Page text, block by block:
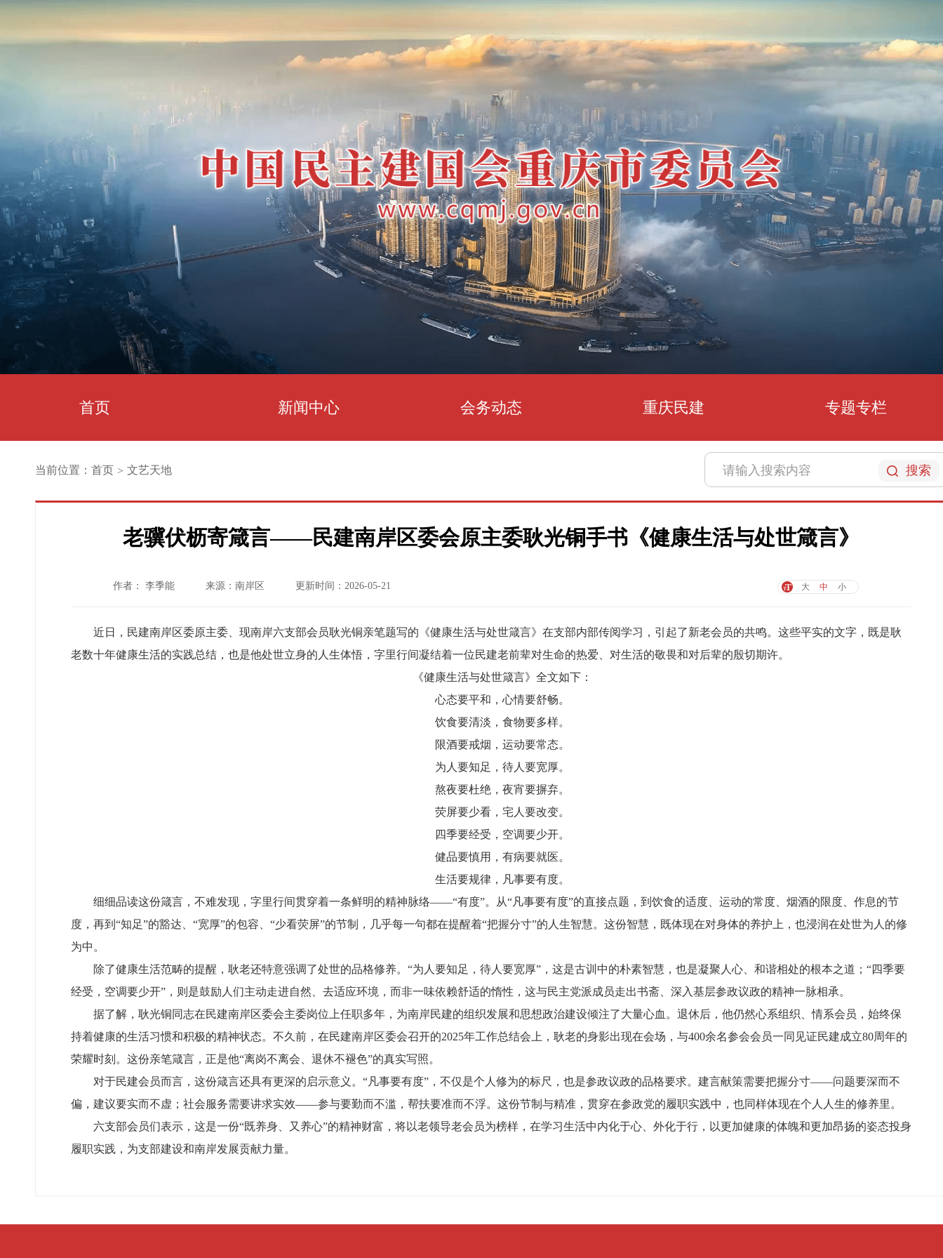
首页 新闻中心 会务动态 重庆民建 专题专栏
搜索
当前位置： 首页 > 文艺天地
老骥伏枥寄箴言——民建南岸区委会原主委耿光铜手书《健康生活与处世箴言》
作者： 李季能 来源：南岸区 更新时间：2026-05-21 大 中 小
近日，民建南岸区委原主委、现南岸六支部会员耿光铜亲笔题写的《健康生活与处世箴言》在支部内部传阅学习，引起了新老会员的共鸣。这些平实的文字，既是耿
老数十年健康生活的实践总结，也是他处世立身的人生体悟，字里行间凝结着一位民建老前辈对生命的热爱、对生活的敬畏和对后辈的殷切期许。
《健康生活与处世箴言》全文如下：
心态要平和，心情要舒畅。
饮食要清淡，食物要多样。
限酒要戒烟，运动要常态。
为人要知足，待人要宽厚。
熬夜要杜绝，夜宵要摒弃。
荧屏要少看，宅人要改变。
四季要经受，空调要少开。
健品要慎用，有病要就医。
生活要规律，凡事要有度。
细细品读这份箴言，不难发现，字里行间贯穿着一条鲜明的精神脉络——“有度”。从“凡事要有度”的直接点题，到饮食的适度、运动的常度、烟酒的限度、作息的节
度，再到“知足”的豁达、“宽厚”的包容、“少看荧屏”的节制，几乎每一句都在提醒着“把握分寸”的人生智慧。这份智慧，既体现在对身体的养护上，也浸润在处世为人的修
为中。
除了健康生活范畴的提醒，耿老还特意强调了处世的品格修养。“为人要知足，待人要宽厚”，这是古训中的朴素智慧，也是凝聚人心、和谐相处的根本之道；“四季要
经受，空调要少开”，则是鼓励人们主动走进自然、去适应环境，而非一味依赖舒适的惰性，这与民主党派成员走出书斋、深入基层参政议政的精神一脉相承。
据了解，耿光铜同志在民建南岸区委会主委岗位上任职多年，为南岸民建的组织发展和思想政治建设倾注了大量心血。退休后，他仍然心系组织、情系会员，始终保
持着健康的生活习惯和积极的精神状态。不久前，在民建南岸区委会召开的2025年工作总结会上，耿老的身影出现在会场，与400余名参会会员一同见证民建成立80周年的
荣耀时刻。这份亲笔箴言，正是他“离岗不离会、退休不褪色”的真实写照。
对于民建会员而言，这份箴言还具有更深的启示意义。“凡事要有度”，不仅是个人修为的标尺，也是参政议政的品格要求。建言献策需要把握分寸——问题要深而不
偏，建议要实而不虚；社会服务需要讲求实效——参与要勤而不滥，帮扶要准而不浮。这份节制与精准，贯穿在参政党的履职实践中，也同样体现在个人人生的修养里。
六支部会员们表示，这是一份“既养身、又养心”的精神财富，将以老领导老会员为榜样，在学习生活中内化于心、外化于行，以更加健康的体魄和更加昂扬的姿态投身
履职实践，为支部建设和南岸发展贡献力量。